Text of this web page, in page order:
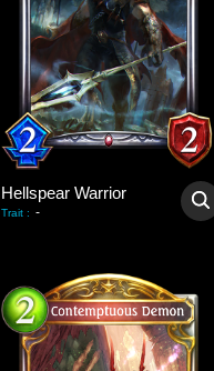
Hellspear Warrior
Trait : -